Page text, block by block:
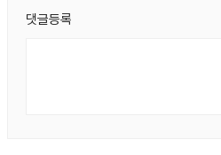
댓글등록